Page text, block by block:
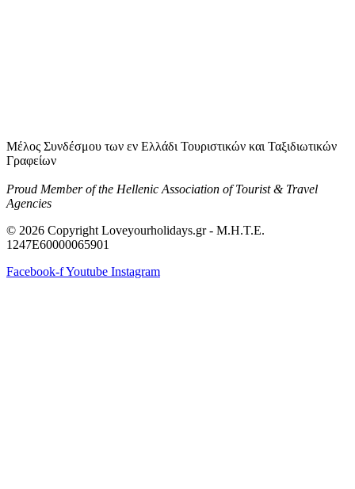
Μέλος Συνδέσμου των εν Ελλάδι Τουριστικών και Ταξιδιωτικών
Γραφείων
Proud Member of the Hellenic Association of Tourist & Travel
Agencies
© 2026 Copyright Loveyourholidays.gr - M.H.T.E.
1247Ε60000065901
Facebook-fYoutube Instagram